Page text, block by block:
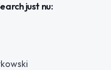
just nu: